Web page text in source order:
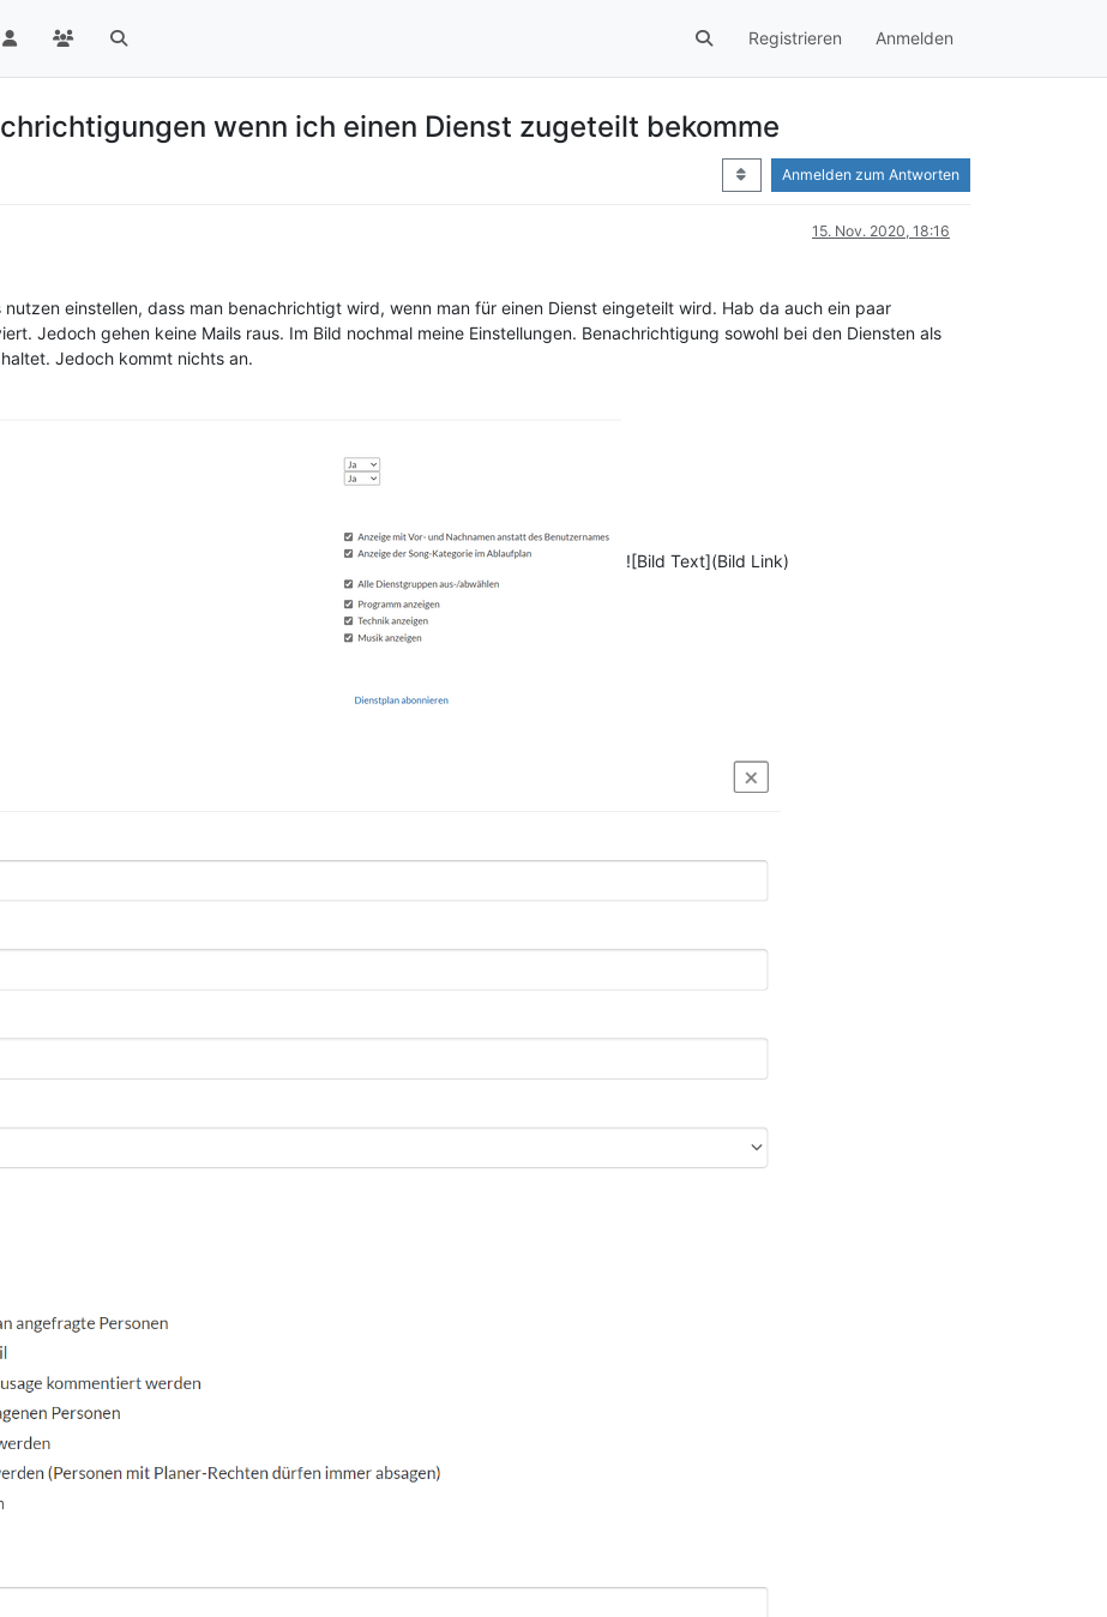
Registrieren Anmelden
wenn ich einen Dienst zugeteilt bekomme
Anmelden zum Antworten
15. Nov. 2020, 18:16
einstellen, dass man benachrichtigt wird, wenn man für einen Dienst eingeteilt wird. Hab da auch ein paar
Jedoch gehen keine Mails raus. Im Bild nochmal meine Einstellungen. Benachrichtigung sowohl bei den Diensten als
Jedoch kommt nichts an.
![Bild Text](Bild Link)